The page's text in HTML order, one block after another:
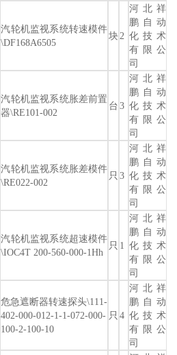
汽轮机监视系统转速模件
\DF168A6505
块2
河北祥
鹏自动
化技术
有限公
司
汽轮机监视系统胀差前置
器\RE101-002
台 3
河北祥
鹏自动
化技术
有限公
司
汽轮机监视系统胀差模件
\RE022-002
只 3
河北祥
鹏自动
化技术
有限公
司
汽轮机监视系统超速模件
\IOC4T 200-560-000-1Hh
只 1
河北祥
鹏自动
化技术
有限公
司
危急遮断器转速探头\111-
402-000-012-1-1-072-000-
100-2-100-10
只 4
河北祥
鹏自动
化技术
有限公
司